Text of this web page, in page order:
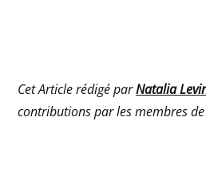
Cet Article rédigé parNatalia
contributions par les membres